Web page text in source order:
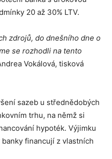
20 až 30% LTV.
zdrojů, do dnešního dne o
se rozhodli na tento
Vokálová, tisková
sazeb u střednědobých
trhu, na němž si
hypoték. Výjimku
financují z vlastních